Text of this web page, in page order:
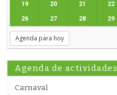
19 20 21 22
26 27 28 29
Agenda para hoy
Agenda de actividades
Carnaval